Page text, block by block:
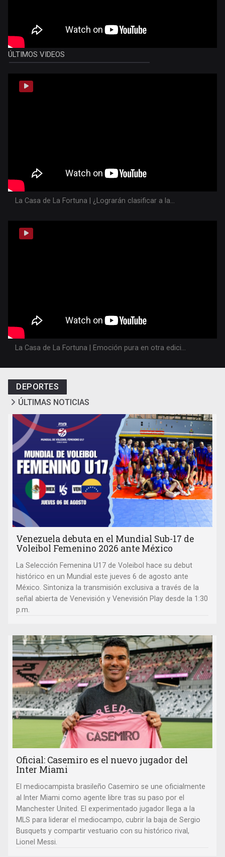
ÚLTIMOS VIDEOS
La Casa de La Fortuna | ¿Lograrán clasificar a la...
La Casa de La Fortuna | Emoción pura en otra edici...
DEPORTES
ÚLTIMAS NOTICIAS
Venezuela debuta en el Mundial Sub-17 de
Voleibol Femenino 2026 ante México
La Selección Femenina U17 de Voleibol hace su debut
histórico en un Mundial este jueves 6 de agosto ante
México. Sintoniza la transmisión exclusiva a través de la
señal abierta de Venevisión y Venevisión Play desde la 1:30
p.m.
Oficial: Casemiro es el nuevo jugador del
Inter Miami
El mediocampista brasileño Casemiro se une oficialmente
al Inter Miami como agente libre tras su paso por el
Manchester United. El experimentado jugador llega a la
MLS para liderar el mediocampo, cubrir la baja de Sergio
Busquets y compartir vestuario con su histórico rival,
Lionel Messi.